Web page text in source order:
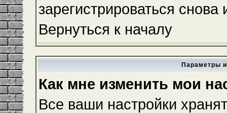
зарегистрироваться
Вернуться к началу
Параметры
Как мне изменить мои
Все ваши настройки